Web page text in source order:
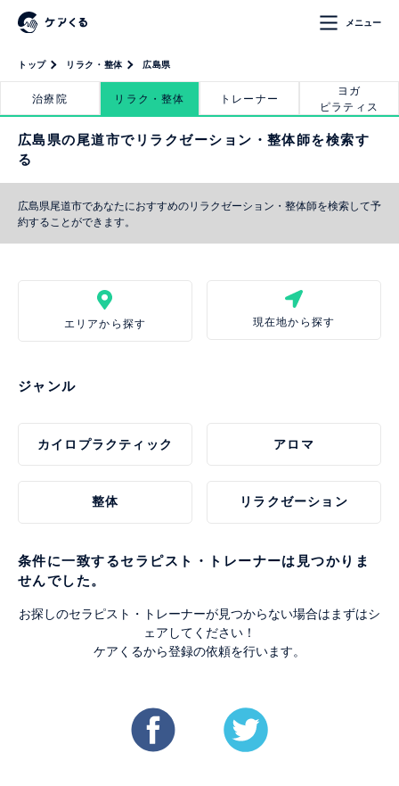
メニュー
トップ リラク・整体 広島県
治療院 リラク・整体 トレーナー
ヨガ
ピラティス
広島県の尾道市でリラクゼーション・整体師を検索す
る
広島県尾道市であなたにおすすめのリラクゼーション・整体師を検索して予
約することができます。
エリアから探す 現在地から探す
ジャンル
カイロプラクティック アロマ
整体 リラクゼーション
条件に一致するセラピスト・トレーナーは見つかりま
せんでした。
お探しのセラピスト・トレーナーが見つからない場合はまずはシ
ェアしてください！
ケアくるから登録の依頼を行います。